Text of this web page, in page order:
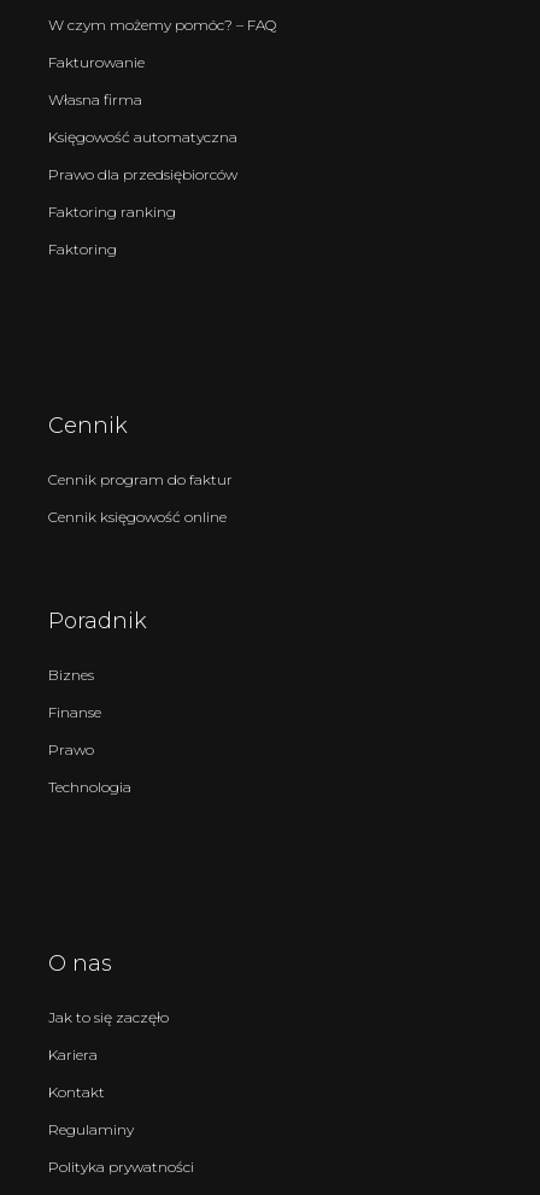
W czym możemy pomóc? – FAQ
Fakturowanie
Własna firma
Księgowość automatyczna
Prawo dla przedsiębiorców
Faktoring ranking
Faktoring
Cennik
Cennik program do faktur
Cennik księgowość online
Poradnik
Biznes
Finanse
Prawo
Technologia
O nas
Jak to się zaczęło
Kariera
Kontakt
Regulaminy
Polityka prywatności